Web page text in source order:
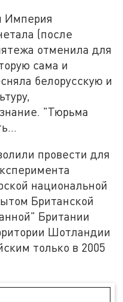
Империя
(после
отменила для
сама и
белорусскую и
"Тюрьма
провести для
национальной
Британской
Британии
Шотландии
только в 2005